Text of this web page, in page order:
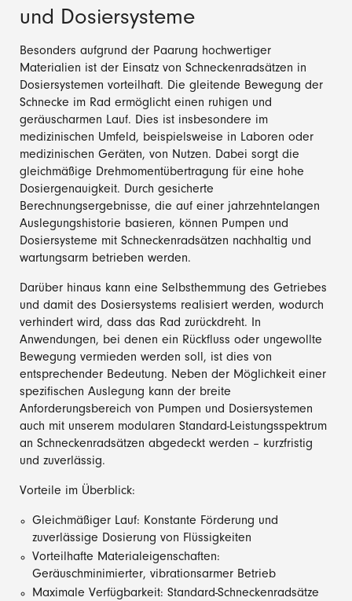
und Dosiersysteme
Besonders aufgrund der Paarung hochwertiger
Materialien ist der Einsatz von Schneckenradsätzen in
Dosiersystemen vorteilhaft. Die gleitende Bewegung der
Schnecke im Rad ermöglicht einen ruhigen und
geräuscharmen Lauf. Dies ist insbesondere im
medizinischen Umfeld, beispielsweise in Laboren oder
medizinischen Geräten, von Nutzen. Dabei sorgt die
gleichmäßige Drehmomentübertragung für eine hohe
Dosiergenauigkeit. Durch gesicherte
Berechnungsergebnisse, die auf einer jahrzehntelangen
Auslegungshistorie basieren, können Pumpen und
Dosiersysteme mit Schneckenradsätzen nachhaltig und
wartungsarm betrieben werden.
Darüber hinaus kann eine Selbsthemmung des Getriebes
und damit des Dosiersystems realisiert werden, wodurch
verhindert wird, dass das Rad zurückdreht. In
Anwendungen, bei denen ein Rückfluss oder ungewollte
Bewegung vermieden werden soll, ist dies von
entsprechender Bedeutung. Neben der Möglichkeit einer
spezifischen Auslegung kann der breite
Anforderungsbereich von Pumpen und Dosiersystemen
auch mit unserem modularen Standard-Leistungsspektrum
an Schneckenradsätzen abgedeckt werden – kurzfristig
und zuverlässig.
Vorteile im Überblick:
Gleichmäßiger Lauf: Konstante Förderung und
zuverlässige Dosierung von Flüssigkeiten
Vorteilhafte Materialeigenschaften:
Geräuschminimierter, vibrationsarmer Betrieb
Maximale Verfügbarkeit: Standard-Schneckenradsätze